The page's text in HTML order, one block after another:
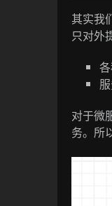
其实我
只对外
对于微
务。所